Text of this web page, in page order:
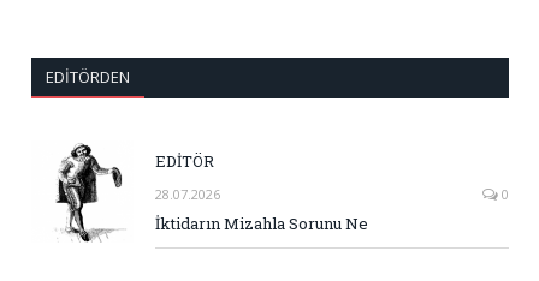
EDITÖRDEN
EDİTÖR
28.07.2026 0
İktidarın Mizahla Sorunu Ne